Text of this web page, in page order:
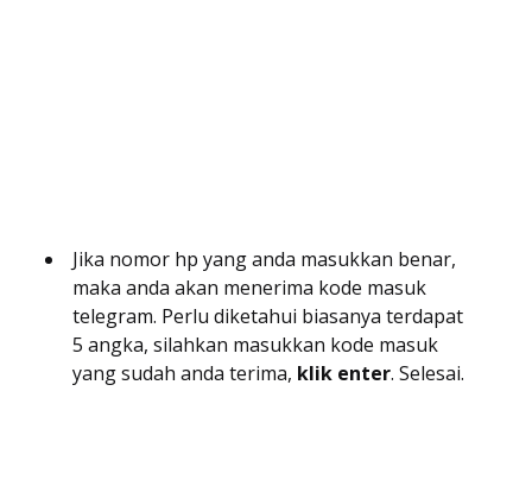
Jika nomor hp yang anda masukkan benar,
maka anda akan menerima kode masuk
telegram. Perlu diketahui biasanya terdapat
5 angka, silahkan masukkan kode masuk
yang sudah anda terima, klik enter. Selesai.